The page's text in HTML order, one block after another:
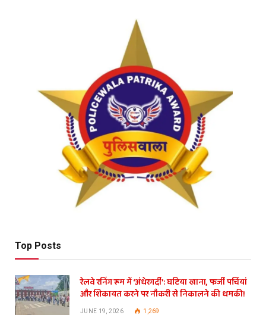
Top Posts
रेलवे रनिंग रूम में ‘अंधेरगर्दी’: घटिया खाना, फर्जी पर्चियां
और शिकायत करने पर नौकरी से निकालने की धमकी!
JUNE 19, 2026 1,269